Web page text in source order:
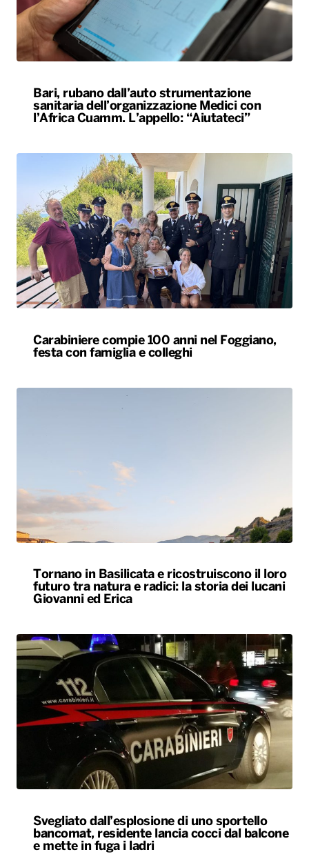
Bari, rubano dall’auto strumentazione
sanitaria dell’organizzazione Medici con
l’Africa Cuamm. L’appello: “Aiutateci”
Carabiniere compie 100 anni nel Foggiano,
festa con famiglia e colleghi
Tornano in Basilicata e ricostruiscono il loro
futuro tra natura e radici: la storia dei lucani
Giovanni ed Erica
Svegliato dall’esplosione di uno sportello
bancomat, residente lancia cocci dal balcone
e mette in fuga i ladri